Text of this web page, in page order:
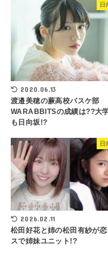
日
2020.06.13
渡邉美穂の蕨高校バスケ部
WARABBITSの成績は??大
も日向坂!?
日
2026.02.11
松田好花と姉の松田有紗が
スで姉妹ユニット!?